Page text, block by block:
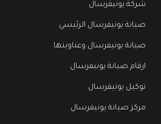
شركة يونيفرسال
صيانة يونيفرسال الرئيسي
صيانة يونيفرسال وعناوينها
ارقام صيانة يونيفرسال
توكيل يونيفرسال
مركز صيانة يونيفرسال